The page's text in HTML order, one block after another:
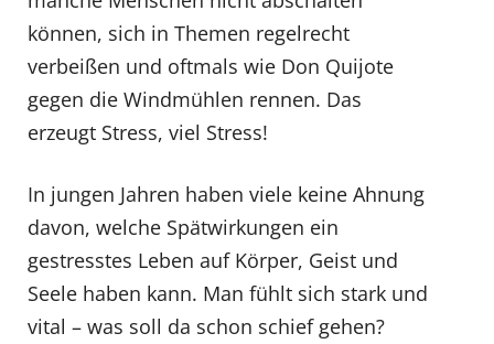
können, sich in Themen regelrecht
verbeißen und oftmals wie Don Quijote
gegen die Windmühlen rennen. Das
erzeugt Stress, viel Stress!
In jungen Jahren haben viele keine Ahnung
davon, welche Spätwirkungen ein
gestresstes Leben auf Körper, Geist und
Seele haben kann. Man fühlt sich stark und
vital – was soll da schon schief gehen?